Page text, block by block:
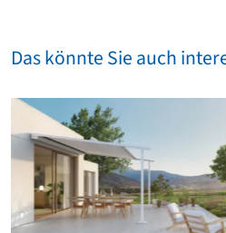
Das könnte Sie auch